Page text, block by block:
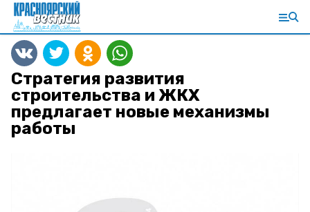
Стратегия развития
строительства и ЖКХ
предлагает новые механизмы
работы